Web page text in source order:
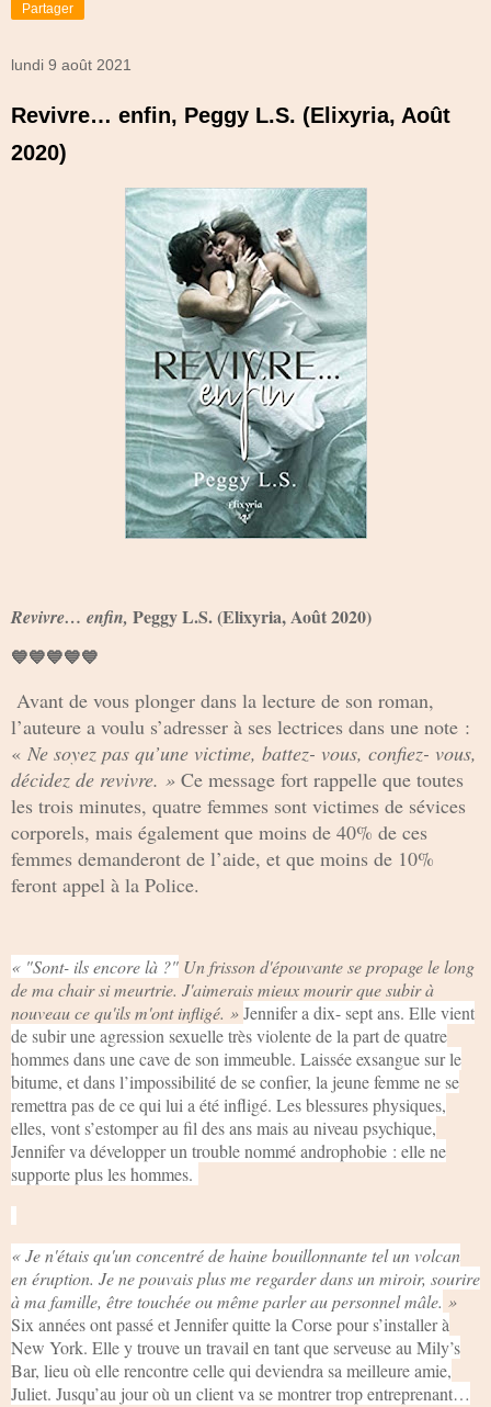
Partager
lundi 9 août 2021
Revivre… enfin, Peggy L.S. (Elixyria, Août
2020)
Revivre… enfin, Peggy L.S. (Elixyria, Août 2020)
💙💙💙💙💙
Avant de vous plonger dans la lecture de son roman,
l’auteure a voulu s’adresser à ses lectrices dans une note :
« Ne soyez pas qu’une victime, battez- vous, confiez- vous,
décidez de revivre. » Ce message fort rappelle que toutes
les trois minutes, quatre femmes sont victimes de sévices
corporels, mais également que moins de 40% de ces
femmes demanderont de l’aide, et que moins de 10%
feront appel à la Police.
« "Sont- ils encore là ?" Un frisson d'épouvante se propage le long
de ma chair si meurtrie. J'aimerais mieux mourir que subir à
nouveau ce qu'ils m'ont infligé. »Jennifer a dix- sept ans. Elle vient
de subir une agression sexuelle très violente de la part de quatre
hommes dans une cave de son immeuble. Laissée exsangue sur le
bitume, et dans l’impossibilité de se confier, la jeune femme ne se
remettra pas de ce qui lui a été infligé. Les blessures physiques,
elles, vont s’estomper au fil des ans mais au niveau psychique,
Jennifer va développer un trouble nommé androphobie : elle ne
supporte plus les hommes.
« Je n'étais qu'un concentré de haine bouillonnante tel un volcan
en éruption. Je ne pouvais plus me regarder dans un miroir, sourire
à ma famille, être touchée ou même parler au personnel mâle. »
Six années ont passé et Jennifer quitte la Corse pour s’installer à
New York. Elle y trouve un travail en tant que serveuse au Mily’s
Bar, lieu où elle rencontre celle qui deviendra sa meilleure amie,
Juliet. Jusqu’au jour où un client va se montrer trop entreprenant…